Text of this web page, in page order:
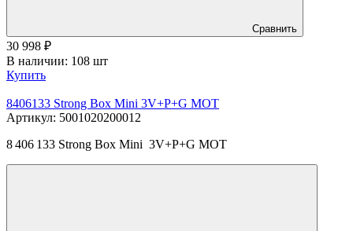
Сравнить
30 998 ₽
В наличии: 108 шт
Купить
8406133 Strong Box Mini 3V+P+G MOT
Артикул: 5001020200012
8 406 133 Strong Box Mini 3V+P+G MOT